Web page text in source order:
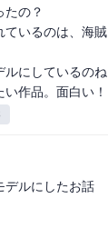
たの？
ているのは、海
にしているのね
作品。面白い！
デルにしたお話